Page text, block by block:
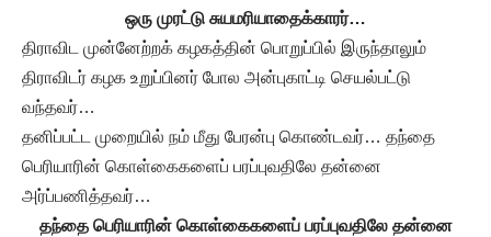
ஒரு முரட்டு சுயமரியாதைக்காரர்…
திராவிட முன்னேற்றக் கழகத்தின் பொறுப்பில் இருந்தாலும்
திராவிடர் கழக உறுப்பினர் போல அன்புகாட்டி செயல்பட்டு
வந்தவர்…
தனிப்பட்ட முறையில் நம் மீது பேரன்பு கொண்டவர்… தந்தை
பெரியாரின் கொள்கைகளைப் பரப்புவதிலே தன்னை
அர்ப்பணித்தவர்…
தந்தை பெரியாரின் கொள்கைகளைப் பரப்புவதிலே தன்னை